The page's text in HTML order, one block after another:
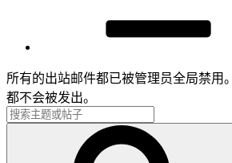
所有的出站邮件都已被管理员全局禁用
都不会被发出。